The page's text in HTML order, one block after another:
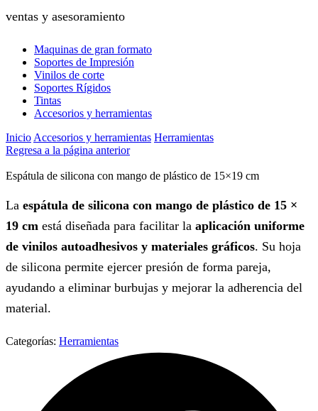
ventas y asesoramiento
Maquinas de gran formato
Soportes de Impresión
Vinilos de corte
Soportes Rígidos
Tintas
Accesorios y herramientas
Inicio Accesorios y herramientas Herramientas
Regresa a la página anterior
Espátula de silicona con mango de plástico de 15×19 cm
La espátula de silicona con mango de plástico de 15 ×
19 cm está diseñada para facilitar la aplicación uniforme
de vinilos autoadhesivos y materiales gráficos. Su hoja
de silicona permite ejercer presión de forma pareja,
ayudando a eliminar burbujas y mejorar la adherencia del
material.
Categorías: Herramientas